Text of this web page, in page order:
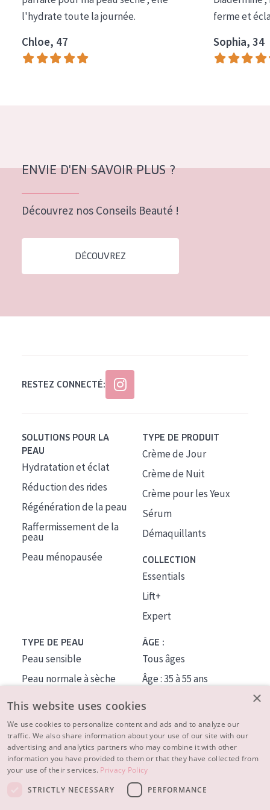
COLLECTION
Essentials
Lift+
Peau mature
l'hydrate toute la journée.
Chloe, 47
ferme et
Sophia, 34
ENVIE D'EN SAVOIR PLUS ?
Découvrez nos Conseils Beauté !
DÉCOUVREZ
RESTEZ CONNECTÉ:
SOLUTIONS POUR LA
PEAU
Hydratation et éclat
Réduction des rides
Régénération de la peau
Raffermissement de la
peau
Peau ménopausée
TYPE DE PRODUIT
Crème de Jour
Crème de Nuit
Crème pour les Yeux
Sérum
Démaquillants
COLLECTION
Essentials
Lift+
Expert
TYPE DE PEAU
Peau sensible
Peau normale à sèche
Peau mixte ou grasse
Peau mature
Peau ménopausée
ÂGE :
Tous âges
Âge : 35 à 55 ans
À PROPOS
CONSEILS BEAUTÉ
×
This website uses cookies
We use cookies to personalize content and ads and to analyze our
traffic. We also share information about your use of our site with our
advertising and analytics partners who may combine it with other
information you have provided to them or that they have collected from
your use of their services. Privacy Policy
STRICTLY NECESSARY
PERFORMANCE